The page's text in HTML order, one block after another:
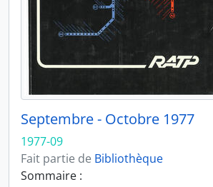
Septembre - Octobre 1977
1977-09
Fait partie de Bibliothèque
Sommaire :